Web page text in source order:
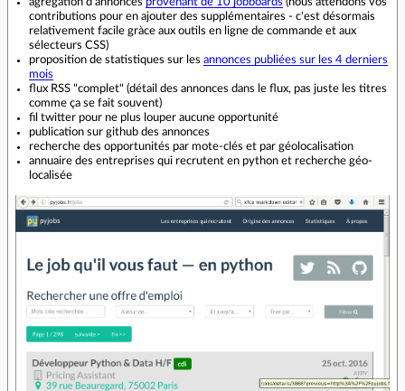
contributions pour en ajouter des supplémentaires - c'est désormais
relativement facile gràce aux outils en ligne de commande et aux
sélecteurs CSS)
proposition de statistiques sur les annonces publiées sur les 4 derniers
mois
flux RSS "complet" (détail des annonces dans le flux, pas juste les titres
comme ça se fait souvent)
fil twitter pour ne plus louper aucune opportunité
publication sur github des annonces
recherche des opportunités par mote-clés et par géolocalisation
annuaire des entreprises qui recrutent en python et recherche géo-
localisée